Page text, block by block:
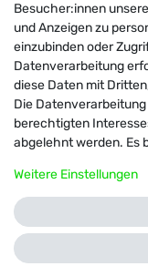
MiniHeld
© 2026
Alle
Besucher:innen
und Anzeigen zu
einzubinden oder
Datenverarbeitung
diese Daten mit
Die
berechtigten
abgelehnt werden. Es
widerrufen. Weitere
personenbezogener
Daten­schutz­erklärung
Weitere Einstellungen